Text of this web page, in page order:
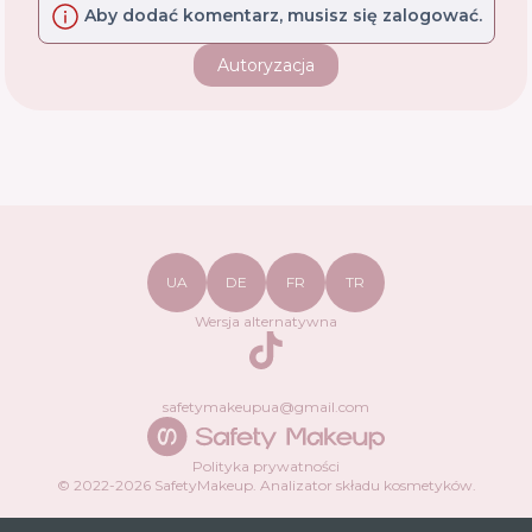
Aby dodać komentarz, musisz się zalogować.
Autoryzacja
Polityka prywatności
© 2022-2026SafetyMakeup. Analizator składu kosmetyków.
UA DE FR TR
Wersja alternatywna
TikTok
safetymakeupua@gmail.com